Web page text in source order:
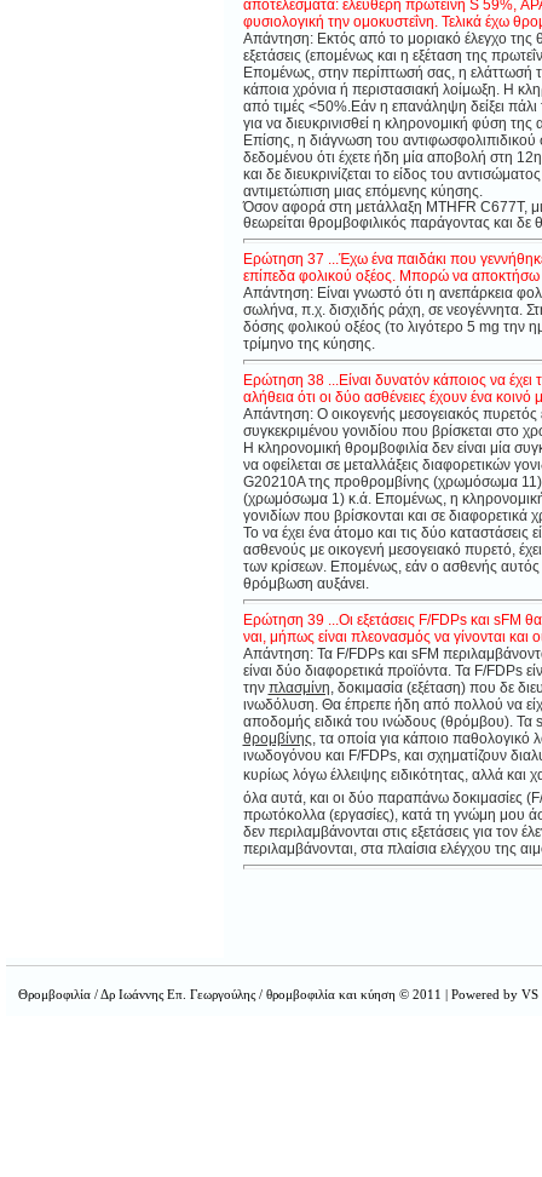
αποτελέσματα: ελεύθερη πρωτεΐνη S59%,
φυσιολογική την ομοκυστεΐνη. Τελικά έχω
Απάντηση: Εκτός από το μοριακό έλεγχο της
εξετάσεις (επομένως και η εξέταση της
Επομένως, στην περίπτωσή σας, η ελάττωσή
κάποια χρόνια ή περιστασιακή λοίμωξη. Η
από τιμές <50%.Εάν η επανάληψη δείξει πάλι
για να διευκρινισθεί η κληρονομική φύση της
Επίσης, η διάγνωση του
δεδομένου ότι έχετε ήδη μία αποβολή στη
και δε διευκρινίζεται το είδος του
αντιμετώπιση μιας επόμενης κύησης.
Όσον αφορά στη μετάλλαξη MTHFR C677T,
θεωρείται θρομβοφιλικός παράγοντας και
Ερώτηση 37 ...Έχω ένα παιδάκι που
επίπεδα φολικού οξέος. Μπορώ να αποκτήσω
Απάντηση: Είναι γνωστό ότι η ανεπάρκεια
σωλήνα, π.χ. δισχιδής ράχη, σε νεογέννητα.
δόσης φολικού οξέος (το λιγότερο 5 mg την
τρίμηνο της κύησης.
Ερώτηση 38 ...Είναι δυνατόν κάποιος να έχει
αλήθεια ότι οι δύο ασθένειες έχουν ένα κοινό
Απάντηση: Ο οικογενής μεσογειακός πυρετός
συγκεκριμένου γονιδίου που βρίσκεται στο
Η κληρονομική θρομβοφιλία δεν είναι μία
να οφείλεται σε μεταλλάξεις διαφορετικών
G20210A της προθρομβίνης (χρωμόσωμα
(χρωμόσωμα 1) κ.ά. Επομένως, η κληρονομική
γονιδίων που βρίσκονται και σε
Το να έχει ένα άτομο και τις δύο
ασθενούς με οικογενή μεσογειακό πυρετό,
των κρίσεων. Επομένως, εάν ο ασθενής αυτός
θρόμβωση αυξάνει.
Ερώτηση 39 ...Οι εξετάσεις F/FDPs και sFM
ναι, μήπως είναι πλεονασμός να γίνονται και
Απάντηση: Τα F/FDPsκαι sFM
είναι δύο διαφορετικά προϊόντα. Τα F/FDPs
την πλασμίνη, δοκιμασία (εξέταση) που δε
ινωδόλυση. Θα έπρεπε ήδη από πολλού να
αποδομής ειδικά του ινώδους (θρόμβου). Τα
θρομβίνης, τα οποία για κάποιο παθολογικό
ινωδογόνου και F/FDPs, και σχηματίζουν
κυρίως λόγω έλλειψης ειδικότητας, αλλά
όλα αυτά, και οι δύο παραπάνω δοκιμασίες (F/
πρωτόκολλα (εργασίες), κατά τη γνώμη μου
δεν περιλαμβάνονται στις εξετάσεις για τον
περιλαμβάνονται, στα πλαίσια ελέγχου της
Θρομβοφιλία / Δρ Ιωάννης Επ. Γεωργούλης / θρομβοφιλία και κύηση © 2011 | Powered by